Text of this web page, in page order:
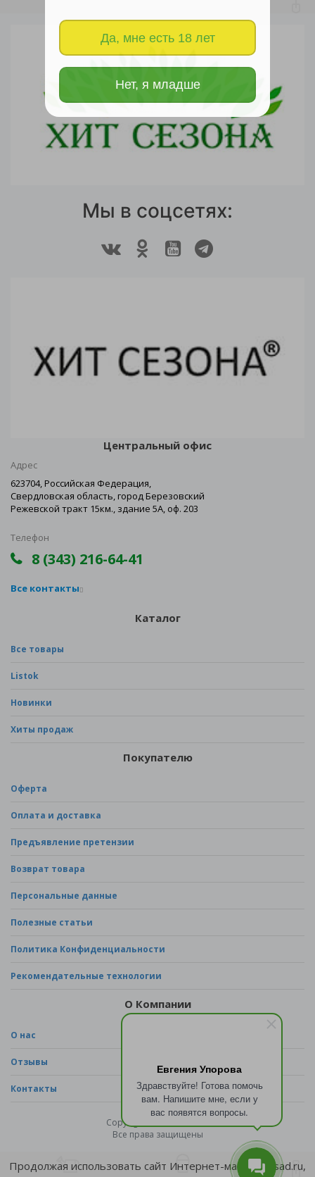
Евгения Упорова
Здравствуйте! Готова помочь
вам. Напишите мне, если у
вас появятся вопросы.
Да, мне есть 18 лет
Нет, я младше
Мы в соцсетях:
Центральный офис
Адрес
623704, Российская Федерация,
Свердловская область, город Березовский
Режевской тракт 15км., здание 5А, оф. 203
Телефон
8 (343) 216-64-41
Все контакты
Каталог
Все товары
Listok
Новинки
Хиты продаж
Покупателю
Оферта
Оплата и доставка
Предъявление претензии
Возврат товара
Персональные данные
Полезные статьи
Политика Конфиденциальности
Рекомендательные технологии
О Компании
О нас
Отзывы
Контакты
Copyright © 2026 - sad.ru
Все права защищены
Продолжая использовать сайт Интернет-магазина sad.ru,